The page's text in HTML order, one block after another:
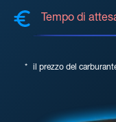
Tempo di
* il prezzo del